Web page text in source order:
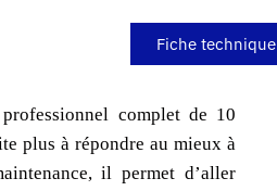
Fiche technique
complet de 10
plus à répondre au mieux à
il permet d’aller